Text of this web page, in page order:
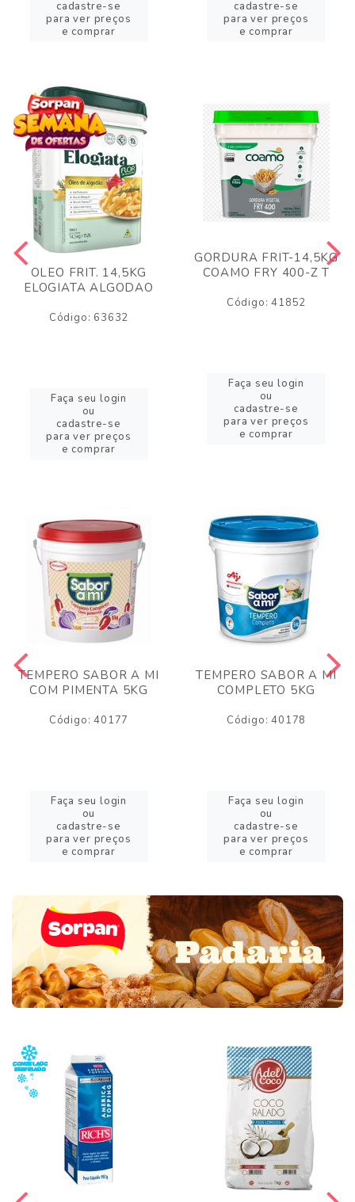
cadastre-se
para ver preços
e comprar
cadastre-se
para ver preços
e comprar
OLEO FRIT. 14,5KG
ELOGIATA ALGODAO
Código: 63632
Faça seu login
ou
cadastre-se
para ver preços
e comprar
GORDURA FRIT-14,5KG
COAMO FRY 400-Z T
Código: 41852
Faça seu login
ou
cadastre-se
para ver preços
e comprar
TEMPERO SABOR A MI
COM PIMENTA 5KG
Código: 40177
Faça seu login
ou
cadastre-se
para ver preços
e comprar
TEMPERO SABOR A MI
COMPLETO 5KG
Código: 40178
Faça seu login
ou
cadastre-se
para ver preços
e comprar